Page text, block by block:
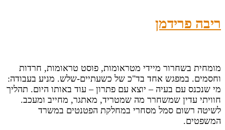
ריבה פרידמן
מומחית בשחרור מיידי מטראומות, פוסט טראומות, חרדות
וחסמים. במפגש אחד בד"כ של כשעתיים-שלש. מניע בעבודה:
מי שנכנס עם בעיה – יוצא עם פתרון – עוד באותו היום. תהליך
חוויתי עדין שמשחרר מה שמטריד, מאתגר, מחייב ומעכב.
לשיטה רשום סמל מסחרי במחלקת הפטנטים במשרד
המשפטים.